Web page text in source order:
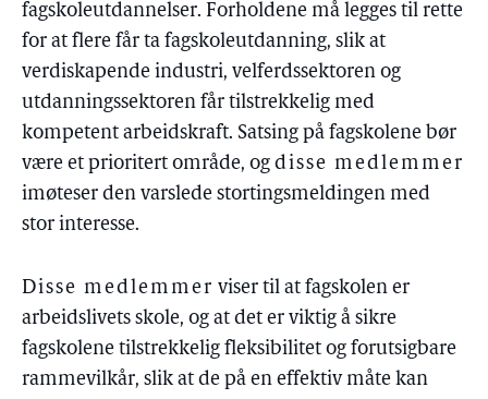
fagskoleutdannelser. Forholdene må legges til rette
for at flere får ta fagskoleutdanning, slik at
verdiskapende industri, velferdssektoren og
utdanningssektoren får tilstrekkelig med
kompetent arbeidskraft. Satsing på fagskolene bør
være et prioritert område, og disse medlemmer
imøteser den varslede stortingsmeldingen med
stor interesse.
Disse medlemmer viser til at fagskolen er
arbeidslivets skole, og at det er viktig å sikre
fagskolene tilstrekkelig fleksibilitet og forutsigbare
rammevilkår, slik at de på en effektiv måte kan